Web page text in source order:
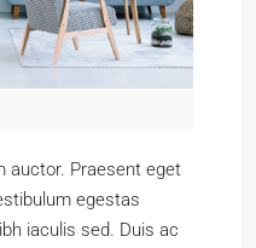
auctor. Praesent eget
egestas
iaculis sed. Duis ac